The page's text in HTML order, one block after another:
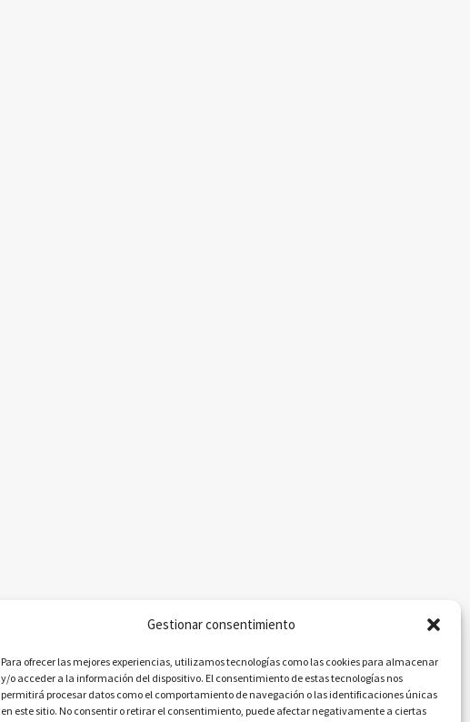
Gestionar consentimiento
Para ofrecer las mejores experiencias, utilizamos tecnologías como las cookies para almacenar
y/o acceder a la información del dispositivo. El consentimiento de estas tecnologías nos
permitirá procesar datos como el comportamiento de navegación o las identificaciones únicas
en este sitio. No consentir o retirar el consentimiento, puede afectar negativamente a ciertas